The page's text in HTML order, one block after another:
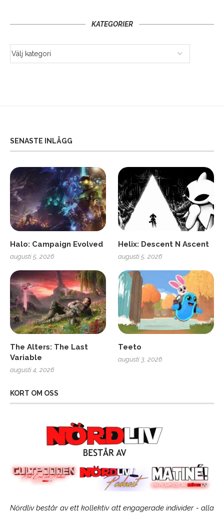
KATEGORIER
SENASTE INLÄGG
Halo: Campaign Evolved
augusti 5, 2026
Helix: Descent N Ascent
augusti 5, 2026
The Alters: The Last
Variable
augusti 4, 2026
Teeto
augusti 3, 2026
KORT OM OSS
Nördliv består av ett kollektiv att engagerade individer - alla